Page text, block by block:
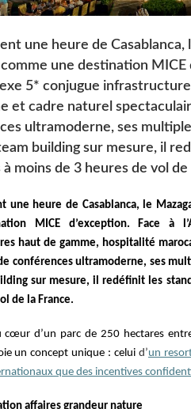
une heure de
comme une destination MICE
5* conjugue
et cadre naturel
ultramoderne, ses
building sur mesure, il
à moins de 3 heures de vol de
une heure de Casablanca, le
MICE d’exception. Face à
haut de gamme, hospitalité
conférences ultramoderne, ses
sur mesure, il redéfinit les
de la France.
cœur d’un parc de 250 hectares
un concept unique : celui d’un
que des incentives
affaires grandeur nature